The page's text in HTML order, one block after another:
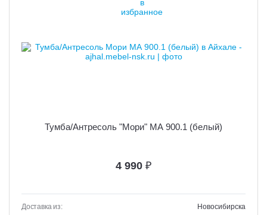
Тумба/Антресоль "Мори" МА 900.1 (белый)
4 990 ₽
Доставка из:
Новосибирска